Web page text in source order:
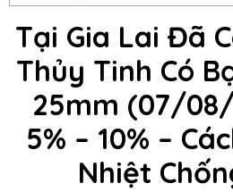
Tại Gia Lai Đã
Thủy Tinh Có
25mm (07/
5% – 10% –
Nhiệt